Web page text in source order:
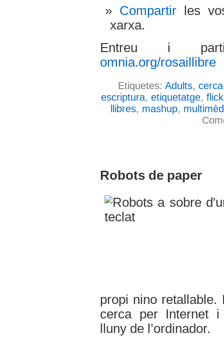
Compartirles
xarxa.
Entreu i
omnia.org/rosaillibre
Etiquetes: Adults,
escriptura, etiquetatge,
llibres, mashup,
Robots de paper
propi nino
cerca per Internet i
lluny de l’ordinador.